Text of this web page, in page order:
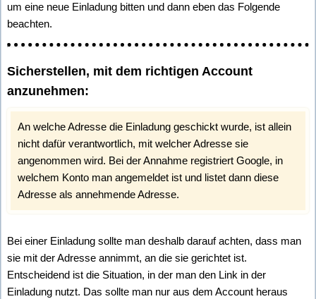
um eine neue Einladung bitten und dann eben das Folgende
beachten.
Sicherstellen, mit dem richtigen Account
anzunehmen:
An welche Adresse die Einladung geschickt wurde, ist allein
nicht dafür verantwortlich, mit welcher Adresse sie
angenommen wird. Bei der Annahme registriert Google, in
welchem Konto man angemeldet ist und listet dann diese
Adresse als annehmende Adresse.
Bei einer Einladung sollte man deshalb darauf achten, dass man
sie mit der Adresse annimmt, an die sie gerichtet ist.
Entscheidend ist die Situation, in der man den Link in der
Einladung nutzt. Das sollte man nur aus dem Account heraus